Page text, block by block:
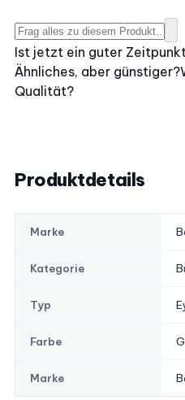
Ist jetzt ein guter
Ähnliches, aber günstiger?
Qualität?
Produktdetails
Marke
Kategorie
Typ
Farbe
Marke